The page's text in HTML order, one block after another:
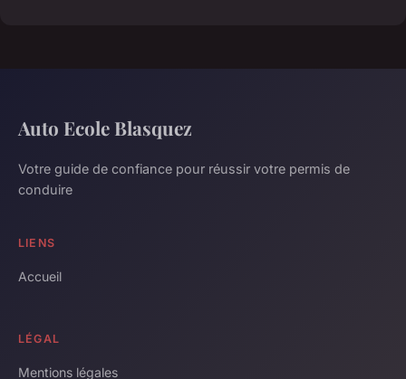
Auto Ecole Blasquez
Votre guide de confiance pour réussir votre permis de
conduire
LIENS
Accueil
LÉGAL
Mentions légales